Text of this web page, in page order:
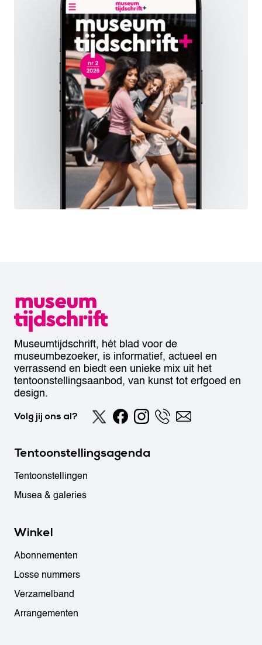
Museumtijdschrift, hét blad voor de
museumbezoeker, is informatief, actueel en
verrassend en biedt een unieke mix uit het
tentoonstellingsaanbod, van kunst tot erfgoed en
design.
Volg jij ons al?
Tentoonstellingsagenda
Tentoonstellingen
Musea & galeries
Winkel
Abonnementen
Losse nummers
Verzamelband
Arrangementen